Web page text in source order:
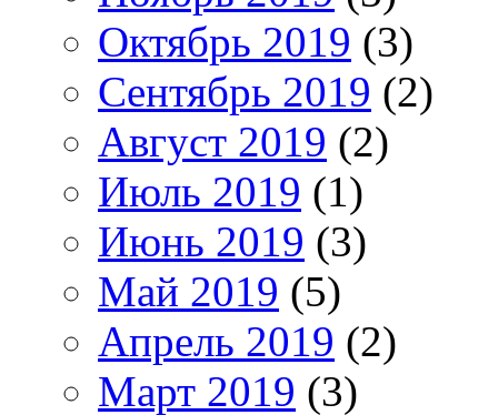
Октябрь 2019 (3)
Сентябрь 2019 (2)
Август 2019 (2)
Июль 2019 (1)
Июнь 2019 (3)
Май 2019 (5)
Апрель 2019 (2)
Март 2019 (3)